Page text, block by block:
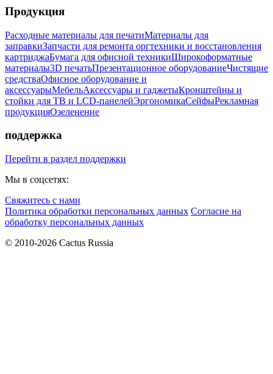
Продукция
Расходные материалы для печатиМатериалы для
заправкиЗапчасти для ремонта оргтехники и восстановления
картриджаБумага для офисной техникиШирокоформатные
материалы3D печатьПрезентационное оборудованиеЧистящие
средстваОфисное оборудование и
аксессуарыМебельАксессуары и гаджетыКронштейны и
стойки для ТВ и LCD-панелейЭргономикаСейфыРекламная
продукцияОзеленение
поддержка
Перейти в раздел поддержки
Мы в соцсетях:
Свяжитесь с нами
Политика обработки персональных данных Согласие на
обработку персональных данных
© 2010-2026 Cactus Russia